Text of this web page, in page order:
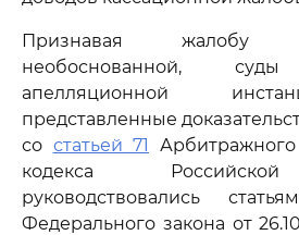
Признавая
необоснованной,
апелляционной
представленные
со статьей 71
кодекса
руководствовались
Федерального закона от